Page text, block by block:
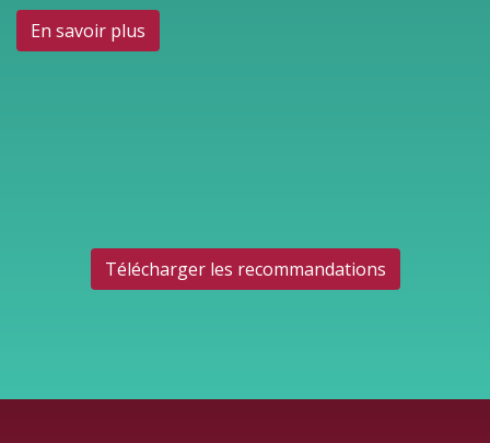
En savoir plus
Télécharger les recommandations